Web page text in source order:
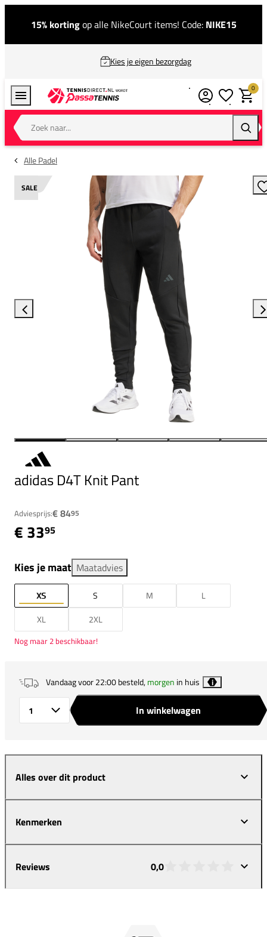
15% kortingop alle NikeCourt items! Code: NIKE15
Kies je eigen bezorgdag
Zoek naar...
0
Alle Padel
SALE
adidas D4T Knit Pant
Adviesprijs:€ 8495
€ 3395
Kies je maat Maatadvies
XS S M
L
XL
2XL
Nog maar 2 beschikbaar!
Vandaag voor 22:00 besteld,morgen in huis i
In winkelwagen
Alles over dit product
Kenmerken
Reviews 0,0